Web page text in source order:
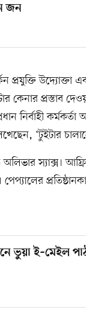
জন
প্রযুক্তি উদ্যোক্তা
কেনার প্রস্তাব
নির্বাহী
‘টুইটার
স্যাক্স।
ভুয়া ই–মেইল